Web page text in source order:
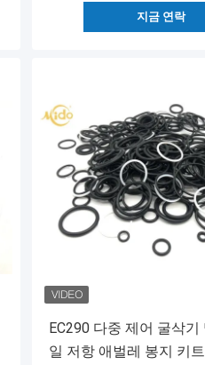
지금 연락
EC290 다중 제어 굴삭기
일 저항 애벌레 봉지 키트